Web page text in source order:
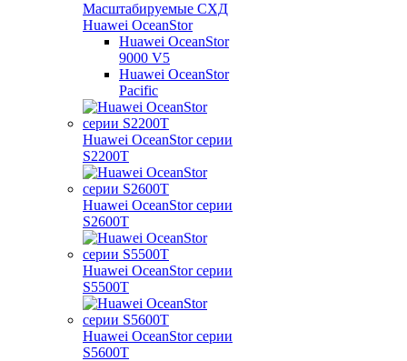
Масштабируемые СХД
Huawei OceanStor
Huawei OceanStor
9000 V5
Huawei OceanStor
Pacific
Huawei OceanStor серии
S2200T
Huawei OceanStor серии
S2600T
Huawei OceanStor серии
S5500T
Huawei OceanStor серии
S5600T